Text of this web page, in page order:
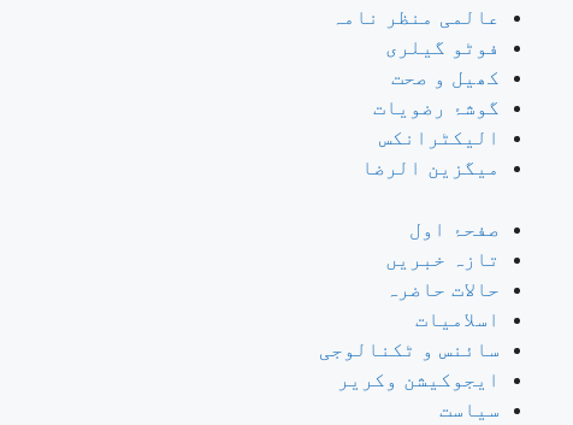
عالمی منظر نامہ
فوٹو گیلری
کھیل و صحت
گوشۂ رضویات
الیکٹرانکس
میگزین الرضا
صفحۂ اول
تازہ خبریں
حالات حاضرہ
اسلامیات
سائنس و ٹکنالوجی
ایجوکیشن وکریر
سیاست